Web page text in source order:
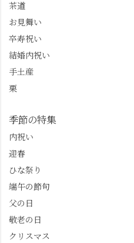
@sense_nagaokakyo 長岡
京市観光協会
@nagaokakyo_tourism ふ
@furufuru_nagaokakyo
物価の値上がりが激し
茶道
お見舞い
卒寿祝い
結婚内祝い
手土産
栗
季節の特集
内祝い
迎春
ひな祭り
端午の節句
父の日
敬老の日
クリスマス